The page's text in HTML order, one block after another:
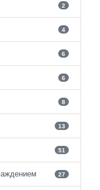
2
4
6
6
8
13
51
27